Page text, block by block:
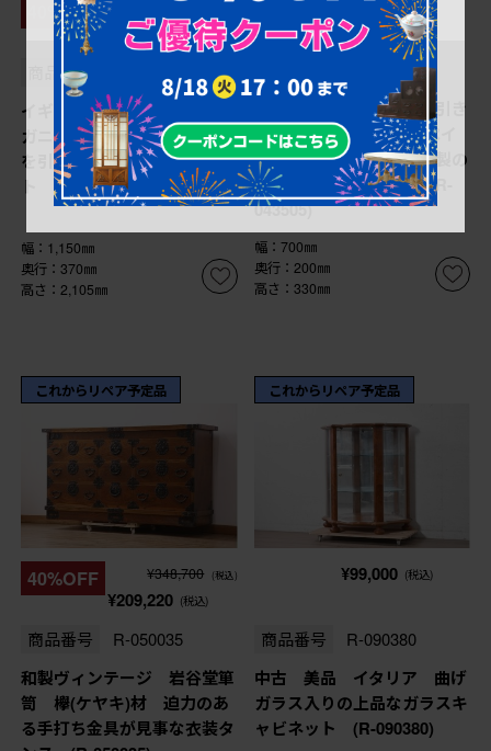
40%OFF ¥348,700
¥209,220 (税込)
商品番号 R-052935
イギリスアンティーク マホ
ガニー材 凝ったつくりが目
を引くパーラーキャビネッ
ト (R-052935)
幅：1,150㎜
奥行：370㎜
高さ：2,105㎜
(税込)
R-043505
レトロ雑貨 昭和中期 引き
出し付き! お洒落なペイ
ントカラーが目を惹く木製の
本立て(ブックスタンド)(R-
043505)
幅：700㎜
奥行：200㎜
高さ：330㎜
これからリペア予定品
40%OFF ¥348,700 (税込)
¥209,220 (税込)
商品番号 R-050035
和製ヴィンテージ 岩谷堂箪
笥 欅(ケヤキ)材 迫力のあ
る手打ち金具が見事な衣装タ
これからリペア予定品
¥99,000 (税込)
商品番号 R-090380
中古 美品 イタリア 曲げ
ガラス入りの上品なガラスキ
ャビネット (R-090380)